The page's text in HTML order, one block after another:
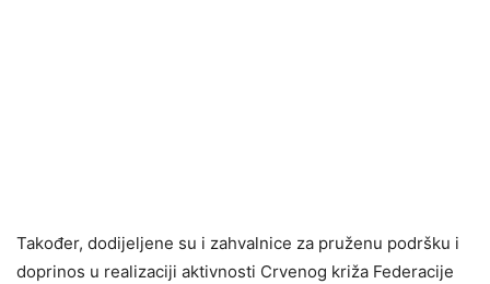
Također, dodijeljene su i zahvalnice za pruženu podršku i
doprinos u realizaciji aktivnosti Crvenog križa Federacije